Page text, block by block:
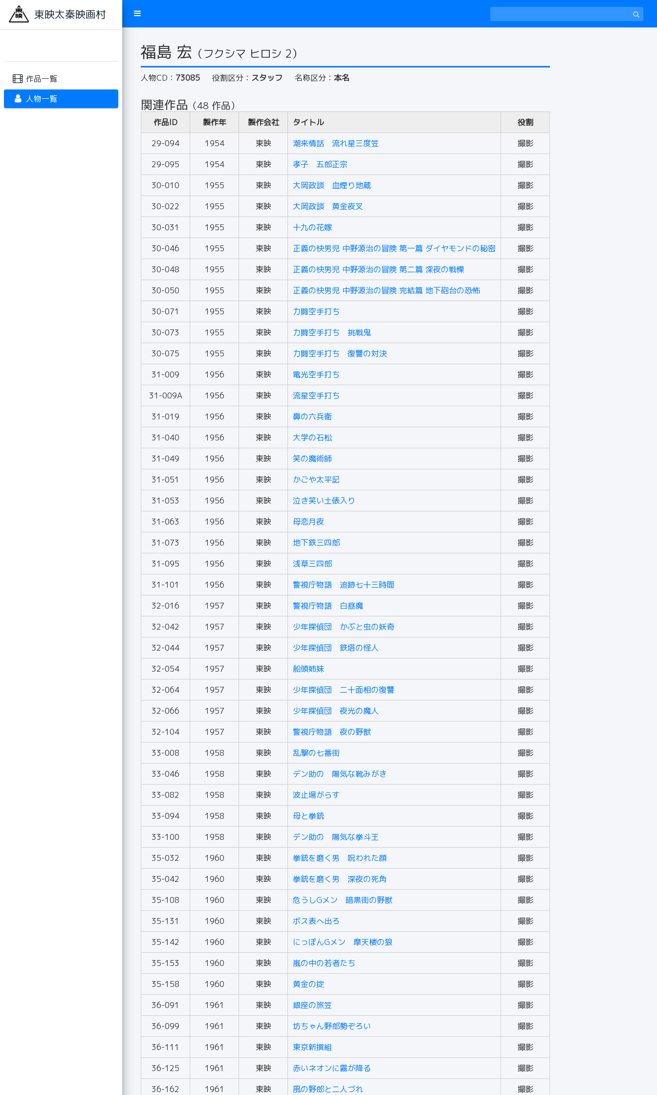
東映太秦映画村
作品一覧
人物一覧
福島 宏 （フクシマ ヒロシ 2）
人物CD： 73085 役割区分： スタッフ 名称区分： 本名
関連作品 （48 作品）
作品ID 製作年 製作会社 タイトル
役割
29-094
1954 東映 潮来情話 流れ星三度笠
撮影
29-095
1954 東映 孝子 五郎正宗
撮影
30-010
1955 東映 大岡政談 血煙り地蔵
撮影
30-022
1955 東映 大岡政談 黄金夜叉
撮影
30-031
1955 東映 十九の花嫁
撮影
30-046
1955 東映 正義の快男児 中野源治の冒険 第一篇 ダイヤモンドの秘密
撮影
30-048
1955 東映 正義の快男児 中野源治の冒険 第二篇 深夜の戦慄
撮影
30-050
1955 東映 正義の快男児 中野源治の冒険 完結篇 地下砲台の恐怖
撮影
30-071
1955 東映 力闘空手打ち
撮影
30-073
1955 東映 力闘空手打ち 挑戦鬼
撮影
30-075
1955 東映 力闘空手打ち 復讐の対決
撮影
31-009
1956 東映 電光空手打ち
撮影
31-009A
1956 東映 流星空手打ち
撮影
31-019
1956 東映 鼻の六兵衛
撮影
31-040
1956 東映 大学の石松
撮影
31-049
1956 東映 笑の魔術師
撮影
31-051
1956 東映 かごや太平記
撮影
31-053
1956 東映 泣き笑い土俵入り
撮影
31-063
1956 東映 母恋月夜
撮影
31-073
1956 東映 地下鉄三四郎
撮影
31-095
1956 東映 浅草三四郎
撮影
31-101
1956 東映 警視庁物語 追跡七十三時間
撮影
32-016
1957 東映 警視庁物語 白昼魔
撮影
32-042
1957 東映 少年探偵団 かぶと虫の妖奇
撮影
32-044
1957 東映 少年探偵団 鉄塔の怪人
撮影
32-054
1957 東映 船頭姉妹
撮影
32-064
1957 東映 少年探偵団 二十面相の復讐
撮影
32-066
1957 東映 少年探偵団 夜光の魔人
撮影
32-104
1957 東映 警視庁物語 夜の野獣
撮影
33-008
1958 東映 乱撃の七番街
撮影
33-046
1958 東映 デン助の 陽気な靴みがき
撮影
33-082
1958 東映 波止場がらす
撮影
33-094
1958 東映 母と拳銃
撮影
33-100
1958 東映 デン助の 陽気な拳斗王
撮影
35-032
1960 東映 拳銃を磨く男 呪われた顔
撮影
35-042
1960 東映 拳銃を磨く男 深夜の死角
撮影
35-108
1960 東映 危うしGメン 暗黒街の野獣
撮影
35-131
1960 東映 ボス表へ出ろ
撮影
35-142
1960 東映 にっぽんGメン 摩天楼の狼
撮影
35-153
1960 東映 嵐の中の若者たち
撮影
35-158
1960 東映 黄金の掟
撮影
36-091
1961 東映 銀座の旅笠
撮影
36-099
1961 東映 坊ちゃん野郎勢ぞろい
撮影
36-111
1961 東映 東京新撰組
撮影
36-125
1961 東映 赤いネオンに霧が降る
撮影
36-162
1961 東映 風の野郎と二人づれ 撮影